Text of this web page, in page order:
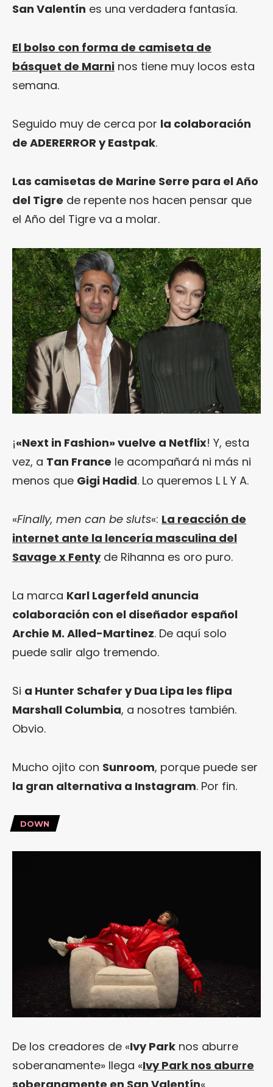
San Valentín es una verdadera fantasía.
El bolso con forma de camiseta de
básquet de Marni nos tiene muy locos esta
semana.
Seguido muy de cerca por la colaboración
de ADERERROR y Eastpak.
Las camisetas de Marine Serre para el Año
del Tigre de repente nos hacen pensar que
el Año del Tigre va a molar.
¡«Next in Fashion» vuelve a Netflix! Y, esta
vez, a Tan France le acompañará ni más ni
menos que Gigi Hadid. Lo queremos L L Y A.
«Finally, men can be sluts«: La reacción de
internet ante la lencería masculina del
Savage x Fentyde Rihanna es oro puro.
La marca Karl Lagerfeld anuncia
colaboración con el diseñador español
Archie M. Alled-Martinez. De aquí solo
puede salir algo tremendo.
Si a Hunter Schafer y Dua Lipa les flipa
Marshall Columbia, a nosotres también.
Obvio.
Mucho ojito con Sunroom, porque puede ser
la gran alternativa a Instagram. Por fin.
DOWN
De los creadores de «Ivy Park nos aburre
soberanamente» llega «Ivy Park nos aburre